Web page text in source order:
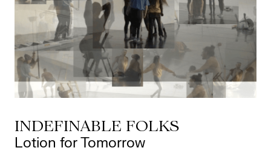
INDEFINABLE FOLKS
Lotion for Tomorrow